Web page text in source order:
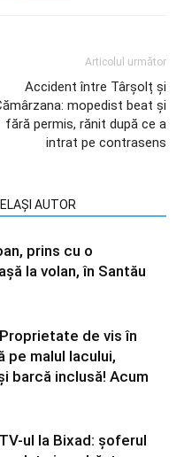
Articolul următor
Accident între Târșolț și
mopedist beat și
fără permis, rănit după ce a
intrat pe contrasens
AUTOR
prins cu o
la volan, în Santău
Proprietate de vis în
pe malul lacului,
barcă inclusă! Acum
ul la Bixad: șoferul